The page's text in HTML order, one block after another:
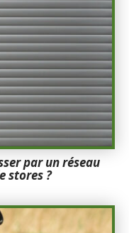
par un réseau
stores ?